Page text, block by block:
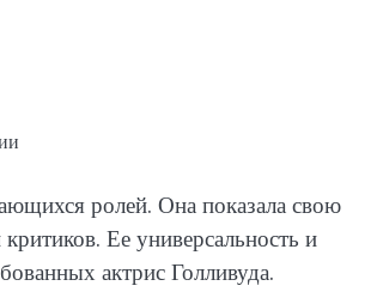
ролей. Она показала свою
Ее универсальность и
актрис Голливуда.